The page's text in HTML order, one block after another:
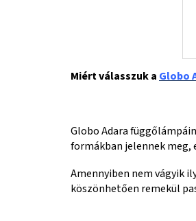
Miért válasszuk a Globo
Globo Adara
formákban jelennek meg,
Amennyiben nem vágyik
köszönhetően remekül